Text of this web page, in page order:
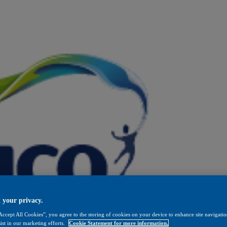
your privacy.
All Cookies”, you agree to the storing of cookies on your device to enhance site
in our marketing efforts.
Cookie Statement for more information.